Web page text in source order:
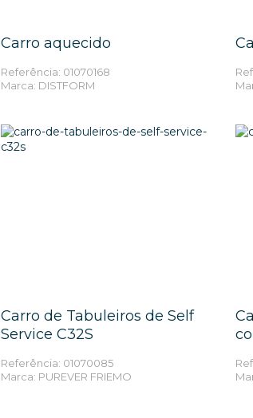
MAIS INFORMAÇÕES
Carro aquecido
Referência: 01070168
Marca: DISTFORM
MAIS INFORMAÇÕES
Carro de Tabuleiros de Self
Service C32S
Referência: 01070085
Marca: PUREVER FRIEMO